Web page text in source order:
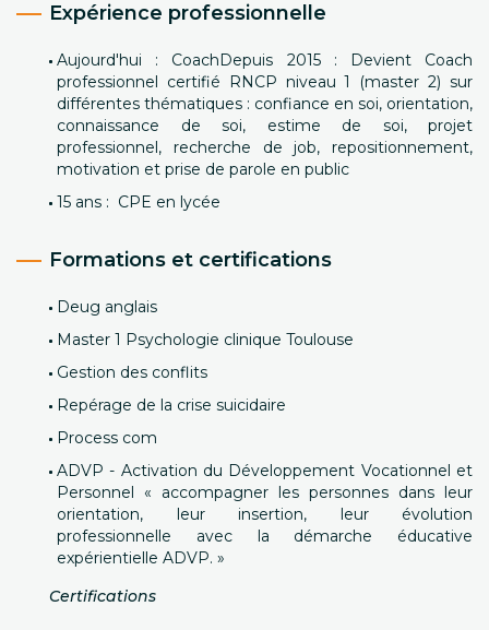
Expérience professionnelle
Aujourd'hui : CoachDepuis 2015 : Devient Coach
professionnel certifié RNCP niveau 1 (master 2) sur
différentes thématiques : confiance en soi, orientation,
connaissance de soi, estime de soi, projet
professionnel, recherche de job, repositionnement,
motivation et prise de parole en public
15 ans : CPE en lycée
Formations et certifications
Deug anglais
Master 1 Psychologie clinique Toulouse
Gestion des conflits
Repérage de la crise suicidaire
Process com
ADVP - Activation du Développement Vocationnel et
Personnel « accompagner les personnes dans leur
orientation, leur insertion, leur évolution
professionnelle avec la démarche éducative
expérientielle ADVP. »
Certifications